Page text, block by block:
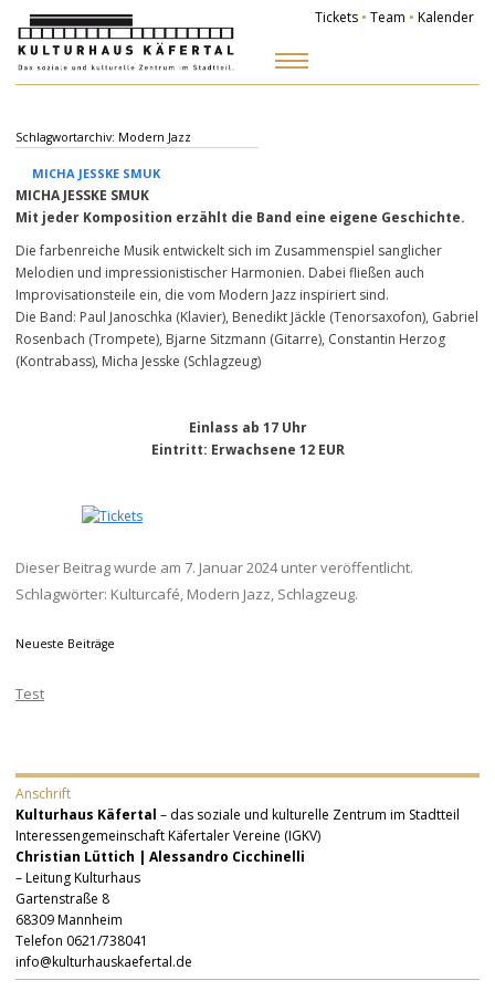
Tickets • Team • Kalender
Schlagwortarchiv: Modern Jazz
MICHA JESSKE SMUK
MICHA JESSKE SMUK
Mit jeder Komposition erzählt die Band eine eigene Geschichte.
Die farbenreiche Musik entwickelt sich im Zusammenspiel sanglicher
Melodien und impressionistischer Harmonien. Dabei fließen auch
Improvisationsteile ein, die vom Modern Jazz inspiriert sind.
Die Band: Paul Janoschka (Klavier), Benedikt Jäckle (Tenorsaxofon), Gabriel
Rosenbach (Trompete), Bjarne Sitzmann (Gitarre), Constantin Herzog
(Kontrabass), Micha Jesske (Schlagzeug)
Einlass ab 17 Uhr
Eintritt: Erwachsene 12 EUR
Dieser Beitrag wurde am 7. Januar 2024unter veröffentlicht.
Schlagwörter: Kulturcafé, Modern Jazz, Schlagzeug.
Neueste Beiträge
Test
Anschrift
Kulturhaus Käfertal – das soziale und kulturelle Zentrum im Stadtteil
Interessengemeinschaft Käfertaler Vereine (IGKV)
Christian Lüttich | Alessandro Cicchinelli
– Leitung Kulturhaus
Gartenstraße 8
68309 Mannheim
Telefon 0621/738041
info@kulturhauskaefertal.de